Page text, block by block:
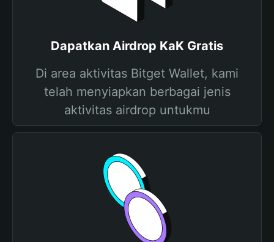
Dapatkan Airdrop KaK Gratis
Di area aktivitas Bitget Wallet, kami
telah menyiapkan berbagai jenis
aktivitas airdrop untukmu